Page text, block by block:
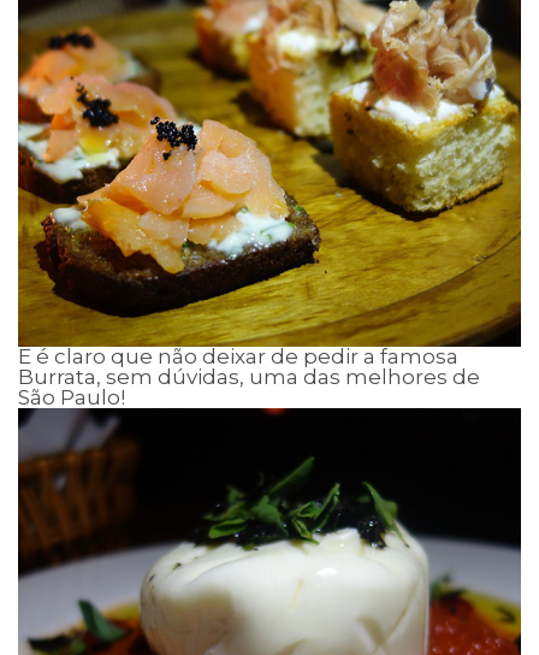
E é claro que não deixar de pedir a famosa
Burrata, sem dúvidas, uma das melhores de
São Paulo!